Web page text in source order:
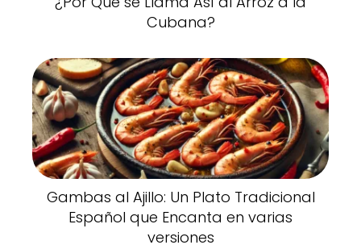
Cubana?
Gambas al Ajillo: Un Plato Tradicional
Español que Encanta en varias
versiones